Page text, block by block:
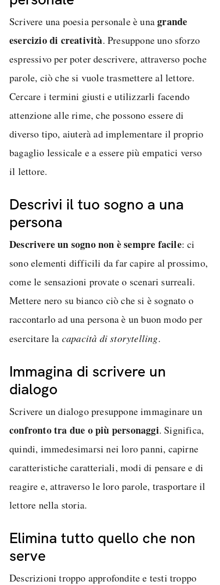
Scrivere una poesia personale è unagrande
esercizio di creatività. Presuppone uno sforzo
espressivo per poter descrivere, attraverso poche
parole, ciò che si vuole trasmettere al lettore.
Cercare i termini giusti e utilizzarli facendo
attenzione alle rime, che possono essere di
diverso tipo, aiuterà ad implementare il proprio
bagaglio lessicale e a essere più empatici verso
il lettore.
Descrivi il tuo sogno a una
persona
Descrivere un sogno non è sempre facile: ci
sono elementi difficili da far capire al prossimo,
come le sensazioni provate o scenari surreali.
Mettere nero su bianco ciò che si è sognato o
raccontarlo ad una persona è un buon modo per
esercitare la capacità di storytelling.
Immagina di scrivere un
dialogo
Scrivere un dialogo presuppone immaginare un
confronto tra due o più personaggi. Significa,
quindi, immedesimarsi nei loro panni, capirne
caratteristiche caratteriali, modi di pensare e di
reagire e, attraverso le loro parole, trasportare il
lettore nella storia.
Elimina tutto quello che non
serve
Descrizioni troppo approfondite e testi troppo